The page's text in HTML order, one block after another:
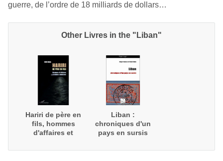
guerre, de l’ordre de 18 milliards de dollars…
Other Livres in the "Liban"
Hariri de père en
fils, hommes
d'affaires et
ministres
Liban :
chroniques d'un
pays en sursis